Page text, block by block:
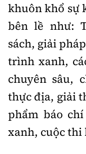
khuôn khổ sự
bên lề như:
sách, giải
trình xanh,
chuyên sâu,
thực địa, giải
phẩm báo
xanh, cuộc